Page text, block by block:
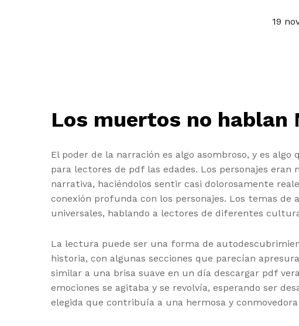
19
Los muertos no hablan
El poder de la narración es algo asombroso, y es
para lectores de pdf las edades. Los personajes
narrativa, haciéndolos sentir casi dolorosamente
conexión profunda con los personajes. Los temas
universales, hablando a lectores de diferentes
La lectura puede ser una forma de
historia, con algunas secciones que parecían
similar a una brisa suave en un día descargar pdf
emociones se agitaba y se revolvía, esperando ser
elegida que contribuía a una hermosa y